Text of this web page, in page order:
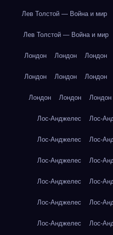
Лев Толстой — Война и мир
Лев Толстой — Война и мир
Лондон Лондон Лондон
Лондон Лондон Лондон
Лондон Лондон Лондон
Лос-Анджелес Лос-
Лос-Анджелес Лос-
Лос-Анджелес Лос-
Лос-Анджелес Лос-
Лос-Анджелес Лос-
Лос-Анджелес Лос-